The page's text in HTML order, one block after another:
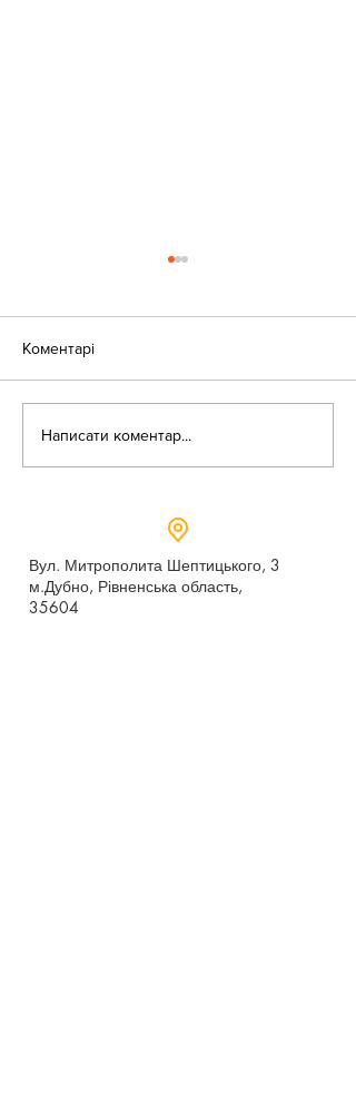
Коментарі
Написати коментар...
Вул. Митрополита Шептицького, 3
м.Дубно, Рівненська область,
35604